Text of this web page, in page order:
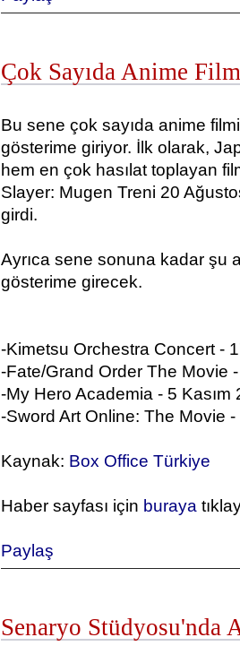
Çok Sayıda Anime
Bu sene çok sayıda anime
gösterime giriyor. İlk olarak,
hem en çok hasılat toplayan
Slayer: Mugen Treni 20
girdi.
Ayrıca sene sonuna kadar şu
gösterime girecek.
-Kimetsu Orchestra Concert -
-Fate/Grand Order The Movie
-My Hero Academia - 5 Kasım
-Sword Art Online: The Movie -
Kaynak: Box Office Türkiye
Haber sayfası için buraya
Paylaş
Senaryo Stüdyosu'nda